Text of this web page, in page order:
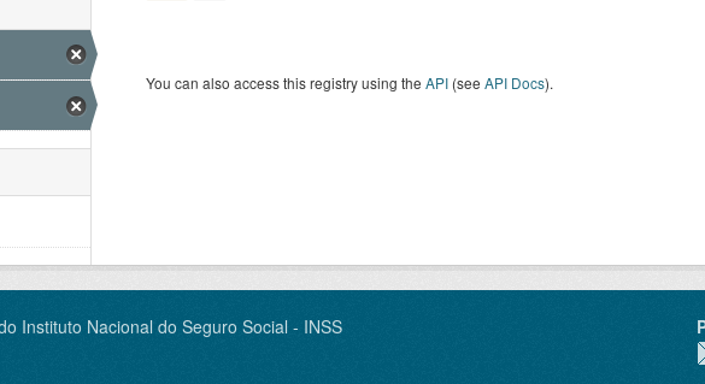
You can also access this registry using the API (see API Docs).
Instituto Nacional do Seguro Social - INSS